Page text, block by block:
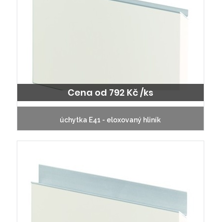
Cena od 792 Kč /ks
úchytka E41 - eloxovaný hliník